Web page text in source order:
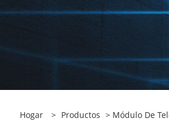
Hogar > Productos > Módulo De